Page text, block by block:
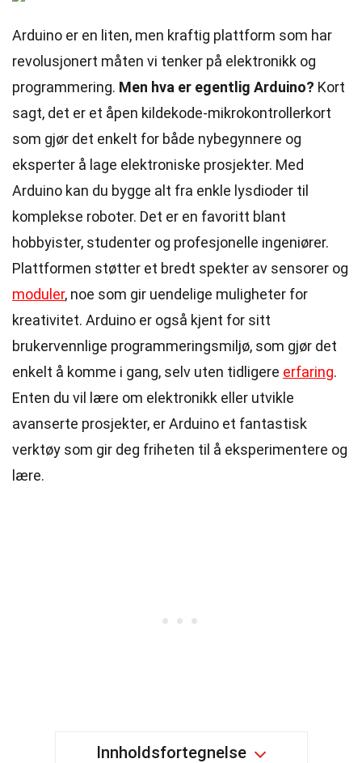
Arduino er en liten, men kraftig plattform som har
revolusjonert måten vi tenker på elektronikk og
programmering. Men hva er egentlig Arduino? Kort
sagt, det er et åpen kildekode-mikrokontrollerkort
som gjør det enkelt for både nybegynnere og
eksperter å lage elektroniske prosjekter. Med
Arduino kan du bygge alt fra enkle lysdioder til
komplekse roboter. Det er en favoritt blant
hobbyister, studenter og profesjonelle ingeniører.
Plattformen støtter et bredt spekter av sensorer og
moduler, noe som gir uendelige muligheter for
kreativitet. Arduino er også kjent for sitt
brukervennlige programmeringsmiljø, som gjør det
enkelt å komme i gang, selv uten tidligere erfaring.
Enten du vil lære om elektronikk eller utvikle
avanserte prosjekter, er Arduino et fantastisk
verktøy som gir deg friheten til å eksperimentere og
lære.
Innholdsfortegnelse